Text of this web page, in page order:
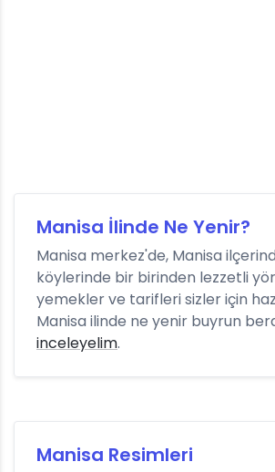
Manisa İlinde Ne Yenir?
Manisa merkez'de, Manisa
köylerinde bir birinden lezzetli
yemekler ve tarifleri sizler için
Manisa ilinde ne yenir buyrun
inceleyelim.
Manisa Resimleri